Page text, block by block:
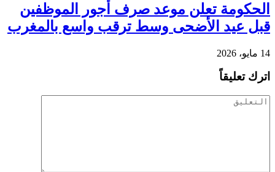
الحكومة تعلن موعد صرف أجور الموظفين
قبل عيد الأضحى وسط ترقب واسع بالمغرب
14 مايو، 2026
اترك تعليقاً